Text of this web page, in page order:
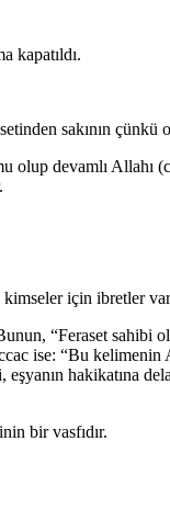
kapatıldı.
sakının
olup devamlı
kimseler için ibretler
“Feraset sahibi
ise: “Bu
hakikatına
bir vasfıdır.